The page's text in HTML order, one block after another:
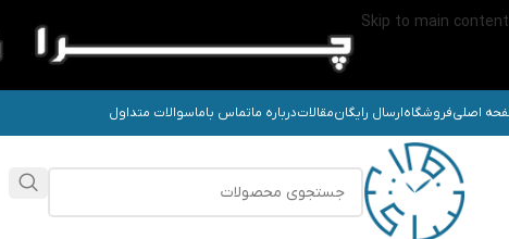
Skip to main content
اصلیفروشگاهارسال رایگانمقالاتدرباره ماتماس باماسوالات متداول